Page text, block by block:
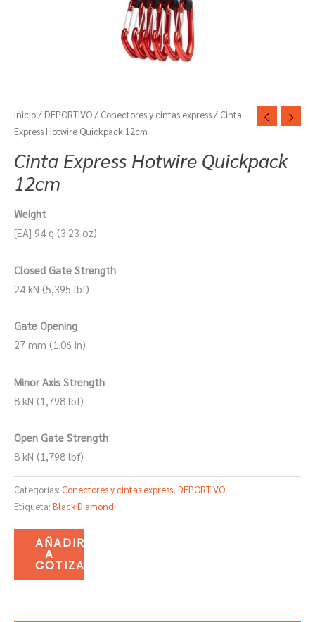
Inicio/ DEPORTIVO/ Conectores y cintas express/ Cinta
Express Hotwire Quickpack 12cm
Cinta Express Hotwire Quickpack
12cm
Weight
[EA] 94 g (3.23 oz)
Closed Gate Strength
24 kN (5,395 lbf)
Gate Opening
27 mm (1.06 in)
Minor Axis Strength
8 kN (1,798 lbf)
Open Gate Strength
8 kN (1,798 lbf)
Categorías: Conectores y cintas express, DEPORTIVO
Etiqueta: Black Diamond
AÑADIR
A
COTIZACIÓN